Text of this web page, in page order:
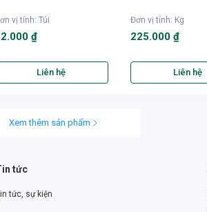
vị tính: Túi
₫
Liên hệ
Đơn vị tính: Kg
225.000 ₫
Liên hệ
Xem thêm sản phẩm
tức
tức, sự kiện